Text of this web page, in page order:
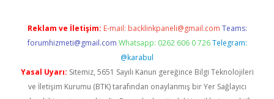
Reklam ve İletişim: E-mail: backlinkpaneli@gmail.com Teams:
forumhizmeti@gmail.com Whatsapp: 0262 606 0 726 Telegram:
@karabul
Yasal Uyarı: Sitemiz, 5651 Sayılı Kanun gereğince Bilgi Teknolojileri
ve İletişim Kurumu (BTK) tarafından onaylanmış bir Yer Sağlayıcı